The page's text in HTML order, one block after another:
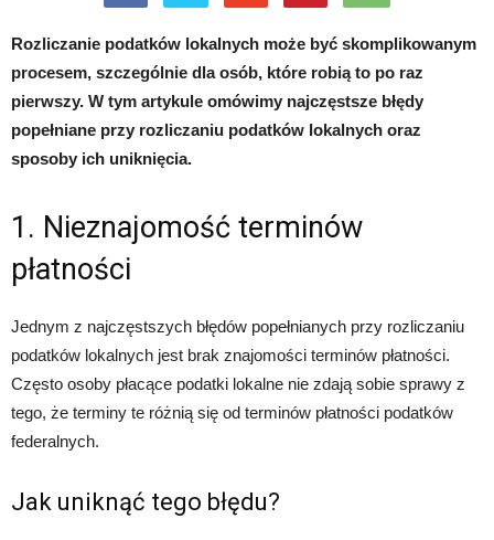
Rozliczanie podatków lokalnych może być skomplikowanym
procesem, szczególnie dla osób, które robią to po raz
pierwszy. W tym artykule omówimy najczęstsze błędy
popełniane przy rozliczaniu podatków lokalnych oraz
sposoby ich uniknięcia.
1. Nieznajomość terminów
płatności
Jednym z najczęstszych błędów popełnianych przy rozliczaniu
podatków lokalnych jest brak znajomości terminów płatności.
Często osoby płacące podatki lokalne nie zdają sobie sprawy z
tego, że terminy te różnią się od terminów płatności podatków
federalnych.
Jak uniknąć tego błędu?